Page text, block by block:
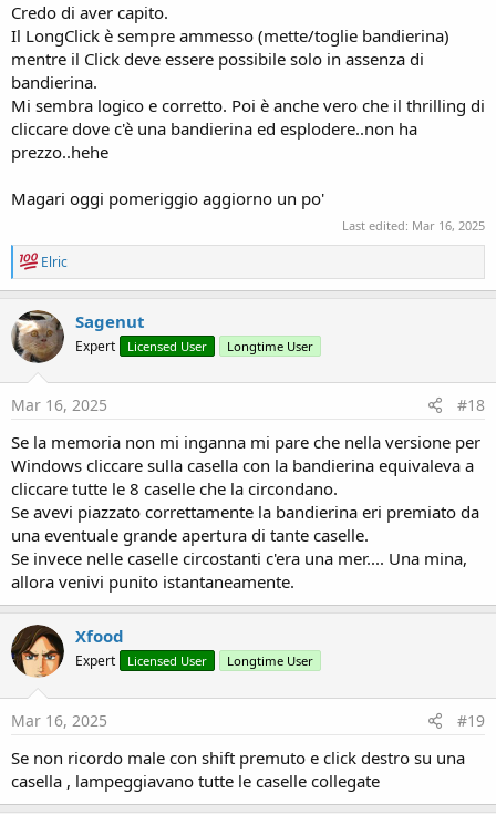
Credo di aver capito.
Il LongClick è sempre ammesso (mette/toglie bandierina)
mentre il Click deve essere possibile solo in assenza di
bandierina.
Mi sembra logico e corretto. Poi è anche vero che il thrilling di
cliccare dove c'è una bandierina ed esplodere..non ha
prezzo..hehe
Magari oggi pomeriggio aggiorno un po'
Last edited: Mar 16, 2025
R
e
a
c
t
i
o
n
s
Elric
Sagenut
Expert Licensed User Longtime User
Mar 16, 2025 #18
Se la memoria non mi inganna mi pare che nella versione per
Windows cliccare sulla casella con la bandierina equivaleva a
cliccare tutte le 8 caselle che la circondano.
Se avevi piazzato correttamente la bandierina eri premiato da
una eventuale grande apertura di tante caselle.
Se invece nelle caselle circostanti c'era una mer.... Una mina,
allora venivi punito istantaneamente.
Xfood
Expert Licensed User Longtime User
Mar 16, 2025 #19
Se non ricordo male con shift premuto e click destro su una
casella , lampeggiavano tutte le caselle collegate